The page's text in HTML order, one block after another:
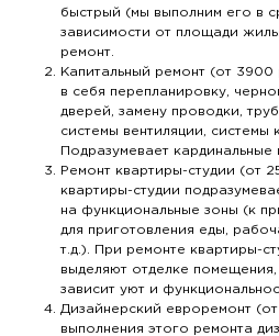
быстрый (мы выполним его в
зависимости от площади
ремонт.
Капитальный ремонт (от
в себя перепланировку,
дверей, замену проводки,
системы вентиляции, системы
Подразумевает кардинальные
Ремонт квартиры-студии (от
квартиры-студии
на функциональные зоны (к
для приготовления еды,
т.д.). При ремонте квартиры-
выделяют отделке
зависит уют и
Дизайнерский евроремонт
выполнения этого ремонта